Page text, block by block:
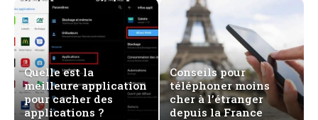
Quelle est la
meilleure application
pour cacher des
applications ?
Conseils pour
téléphoner moins
cher à l’étranger
depuis la France